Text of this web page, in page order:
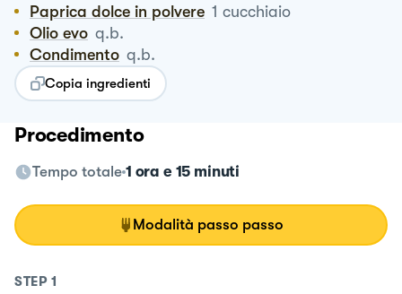
Paprica dolce in polvere 1 cucchiaio
Olio evo q.b.
Condimento q.b.
Copia ingredienti
Procedimento
Tempo totale 1 ora e 15 minuti
Modalità passo passo
STEP 1